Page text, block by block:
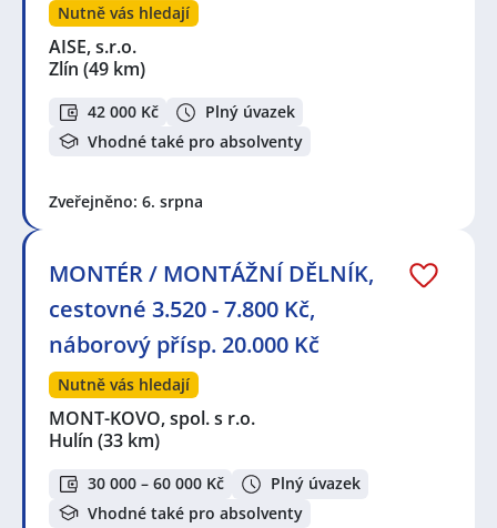
Nutně vás hledají
AISE, s.r.o.
Zlín (49 km)
42 000 Kč
Plný úvazek
Vhodné také pro absolventy
Zveřejněno: 6. srpna
MONTÉR / MONTÁŽNÍ DĚLNÍK,
cestovné 3.520 - 7.800 Kč,
náborový přísp. 20.000 Kč
Nutně vás hledají
MONT-KOVO, spol. s r.o.
Hulín (33 km)
30 000 – 60 000 Kč
Plný úvazek
Vhodné také pro absolventy